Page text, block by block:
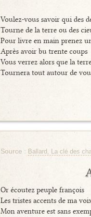
Voulez-vous savoir qui des
Tourne de la terre ou des
Pour livre en main prenez
Après avoir bu trente coups
Vous verrez alors que la
Tournera tout autour de
Source : Ballard, La clé des
Or écoutez peuple françois
Les tristes accents de ma
Mon aventure est sans